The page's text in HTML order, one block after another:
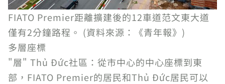
FIATO Premier距離擴建後的12車道范文東大道
僅有2分鐘路程。 (資料來源：《青年報》)
多層座標
"層" Thủ Đức社區：從市中心的中心座標到東
部，FIATO Premier的居民和Thủ Đức居民可以